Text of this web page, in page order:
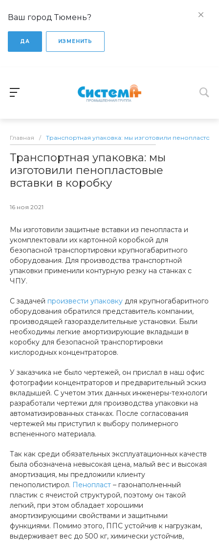
Ваш город Тюмень?
ДА ИЗМЕНИТЬ
Главная / Транспортная упаковка: мы изготовили
Транспортная упаковка: мы
изготовили пенопластовые
вставки в коробку
16 ноя 2021
Мы изготовили защитные вставки из пенопласта и
укомплектовали их картонной коробкой для
безопасной транспортировки крупногабаритного
оборудования. Для производства транспортной
упаковки применили контурную резку на станках с
ЧПУ.
С задачей произвести упаковку для крупногабаритного
оборудования обратился представитель компании,
производящей газоразделительные установки. Были
необходимы легкие амортизирующие вкладыши в
коробку для безопасной транспортировки
кислородных концентраторов.
У заказчика не было чертежей, он прислал в наш офис
фотографии концентраторов и предварительный эскиз
вкладышей. С учетом этих данных инженеры-технологи
разработали чертежи для производства упаковки на
автоматизированных станках. После согласования
чертежей мы приступил к выбору полимерного
вспененного материала.
Так как среди обязательных эксплуатационных качеств
была обозначена невысокая цена, малый вес и высокая
амортизация, мы предложили клиенту
пенополистирол. Пенопласт – газонаполненный
пластик с ячеистой структурой, поэтому он такой
легкий, при этом обладает хорошими
амортизирующими свойствами и защитными
функциями. Помимо этого, ППС устойчив к нагрузкам,
выдерживает вес до 500 кг, химически устойчив,